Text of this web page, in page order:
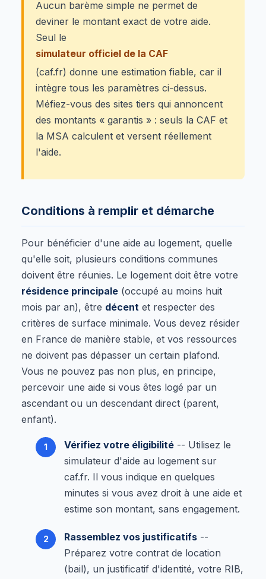
Aucun barème simple ne permet de
deviner le montant exact de votre aide.
Seul le
simulateur officiel de la CAF
(caf.fr) donne une estimation fiable, car il
intègre tous les paramètres ci-dessus.
Méfiez-vous des sites tiers qui annoncent
des montants « garantis » : seuls la CAF et
la MSA calculent et versent réellement
l'aide.
Conditions à remplir et démarche
Pour bénéficier d'une aide au logement, quelle
qu'elle soit, plusieurs conditions communes
doivent être réunies. Le logement doit être votre
résidence principale (occupé au moins huit
mois par an), être décent et respecter des
critères de surface minimale. Vous devez résider
en France de manière stable, et vos ressources
ne doivent pas dépasser un certain plafond.
Vous ne pouvez pas non plus, en principe,
percevoir une aide si vous êtes logé par un
ascendant ou un descendant direct (parent,
enfant).
Vérifiez votre éligibilité -- Utilisez le
simulateur d'aide au logement sur
caf.fr. Il vous indique en quelques
minutes si vous avez droit à une aide et
estime son montant, sans engagement.
Rassemblez vos justificatifs --
Préparez votre contrat de location
(bail), un justificatif d'identité, votre RIB,